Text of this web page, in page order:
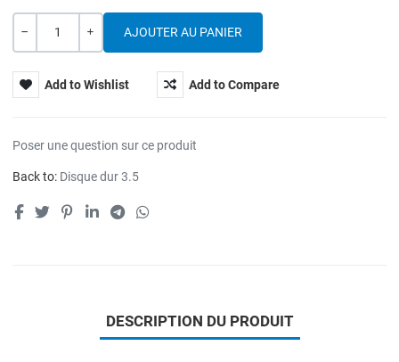
Quantité
Add to Wishlist Add to Compare
Poser une question sur ce produit
Back to: Disque dur 3.5
DESCRIPTION DU PRODUIT